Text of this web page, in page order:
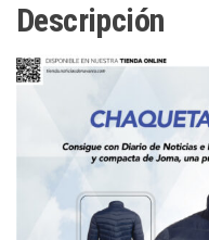
Descripción